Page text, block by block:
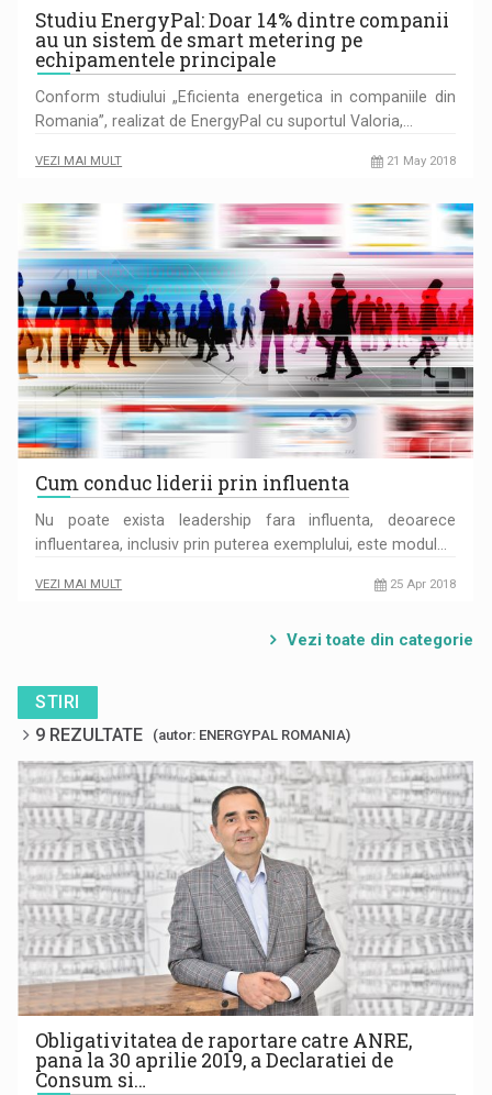
Studiu EnergyPal: Doar 14% dintre companii
au un sistem de smart metering pe
echipamentele principale
Conform studiului „Eficienta energetica in companiile din
Romania”, realizat de EnergyPal cu suportul Valoria,…
VEZI MAI MULT 21 May 2018
Cum conduc liderii prin influenta
Nu poate exista leadership fara influenta, deoarece
influentarea, inclusiv prin puterea exemplului, este modul…
VEZI MAI MULT 25 Apr 2018
Vezi toate din categorie
STIRI
9 REZULTATE
(autor: ENERGYPAL ROMANIA)
Obligativitatea de raportare catre ANRE,
pana la 30 aprilie 2019, a Declaratiei de
Consum si…